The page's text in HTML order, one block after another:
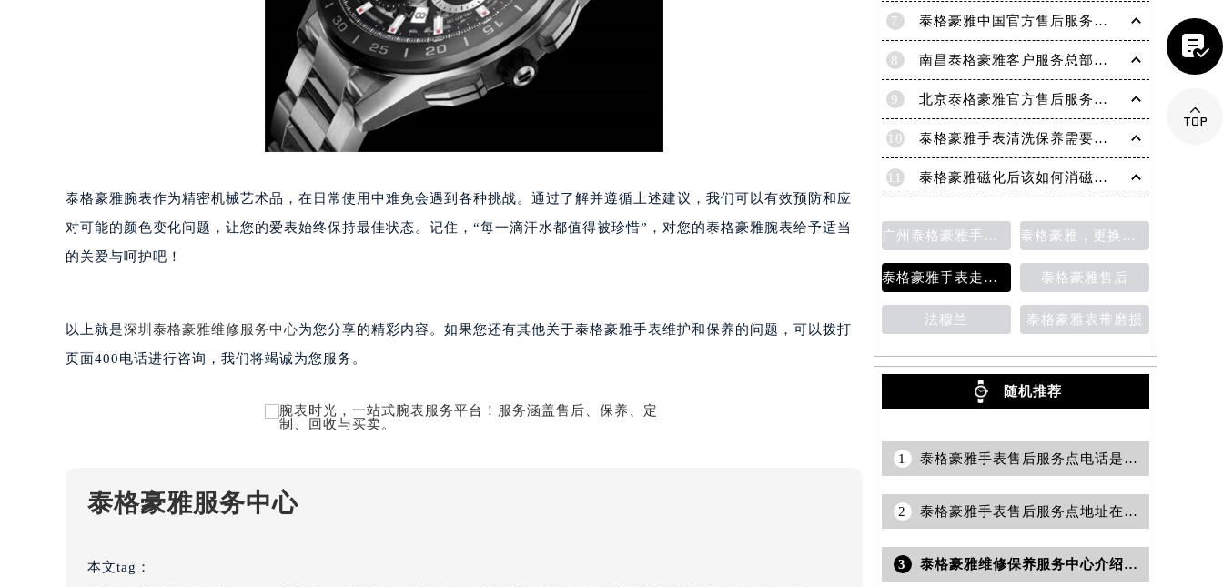
内蒙古自治区呼和浩特市玉泉区大学西街70号华润万象城写字楼（鄂尔多斯大厦）23层2326室（需提前预约）
甘肃省兰州市七里河区西津西路16号兰州中心写字楼21层2102室（需提前预约）
重庆市解放碑渝中区民权路28号英利国际金融中心写字楼20层01室（需提前预约）
黑龙江省大庆市萨尔图区会战大街泰格豪雅售后服务中心（需提前预约）
黑龙江省鹤岗市向阳区红军路泰格豪雅售后服务中心（需提前预约）
黑龙江省黑河市爱辉区中央街泰格豪雅售后服务中心（需提前预约）
黑龙江省佳木斯市向阳区长安路泰格豪雅售后服务中心（需提前预约）
黑龙江省牡丹江市东安区太平路泰格豪雅售后服务中心（需提前预约）
黑龙江省绥化市北林区新华街与康庄路交叉口泰格豪雅售后服务中心（需提前预约）
黑龙江省伊春市伊美区通河路泰格豪雅售后服务中心（需提前预约）
吉林省吉林市船营区河南街泰格豪雅售后服务中心（需提前预约）
吉林省四平市铁东区紫气大路与南九经街交汇处泰格豪雅售后服务中心（需提前预约）
泰格豪雅腕表作为精密机械艺术品，在日常使用中难免会遇到各种挑战。通过了解并遵循上述建议，我们可以有效预防和应
对可能的颜色变化问题，让您的爱表始终保持最佳状态。记住，“每一滴汗水都值得被珍惜”，对您的泰格豪雅腕表给予适当
的关爱与呵护吧！
以上就是深圳泰格豪雅维修服务中心为您分享的精彩内容。如果您还有其他关于泰格豪雅手表维护和保养的问题，可以拨打
页面400电话进行咨询，我们将竭诚为您服务。
泰格豪雅服务中心
本文tag：
7 泰格豪雅中国官方售后服务中心｜官方电话及详细维修地址权威信息公告（2026年7月最新）
8 南昌泰格豪雅客户服务总部电话中心提供专业售后维修保养服务权威公示（2026年7月最新）
9 北京泰格豪雅官方售后服务中心｜全部网点地址与官方客服电话权威信息公告（2026年7月最新）
10 泰格豪雅手表清洗保养需要多久？
11 泰格豪雅磁化后该如何消磁？为什么会磁化？
广州泰格豪雅手表维修服务中心的地址 泰格豪雅，更换表带
泰格豪雅手表走时变快 泰格豪雅售后
法穆兰 泰格豪雅表带磨损
随机推荐
1 泰格豪雅手表售后服务点电话是多少？
2 泰格豪雅手表售后服务点地址在哪里？
3 泰格豪雅维修保养服务中心介绍 | 泰格豪雅

